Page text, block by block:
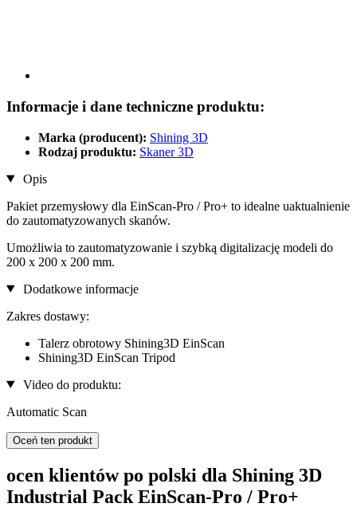
Informacje i dane techniczne produktu:
Marka (producent): Shining 3D
Rodzaj produktu: Skaner 3D
Opis
Pakiet przemysłowy dla EinScan-Pro / Pro+ to idealne uaktualnienie
do zautomatyzowanych skanów.
Umożliwia to zautomatyzowanie i szybką digitalizację modeli do
200 x 200 x 200 mm.
Dodatkowe informacje
Zakres dostawy:
Talerz obrotowy Shining3D EinScan
Shining3D EinScan Tripod
Video do produktu:
Automatic Scan
Oceń ten produkt
ocen klientów po polski dla Shining 3D
Industrial Pack EinScan-Pro / Pro+